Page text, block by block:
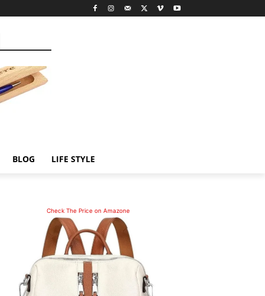
BLOG LIFE STYLE
Check The Price on Amazone